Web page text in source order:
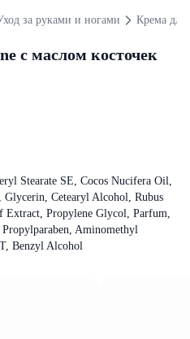
за руками и ногами Крема для
с маслом косточек
Stearate SE, Cocos Nucifera Oil,
Cetearyl Alcohol, Rubus
Extract, Propylene Glycol, Parfum,
Aminomethyl
Benzyl Alcohol